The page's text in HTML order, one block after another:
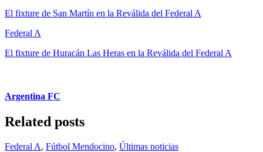
El fixture de San Martín en la Reválida del Federal A
Federal A
El fixture de Huracán Las Heras en la Reválida del Federal A
Argentina FC
Related posts
Federal A, Fútbol Mendocino, Últimas noticias